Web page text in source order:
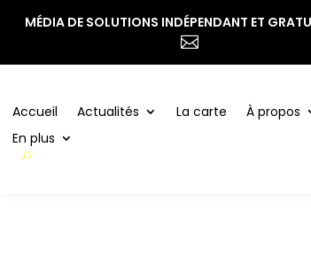
MÉDIA DE SOLUTIONS INDÉPENDANT ET

Accueil Actualités La carte
À propos
En plus
Accueil Actualités La carte
À